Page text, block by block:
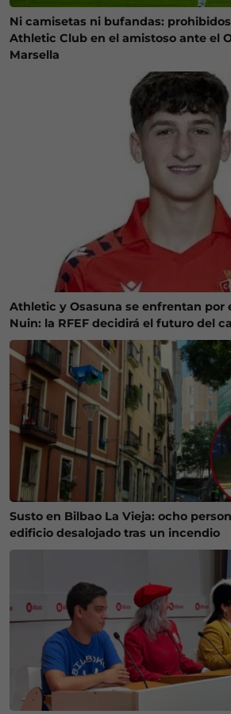
Ni camisetas ni bufandas:
Athletic Club en el amistoso ante el
Marsella
Athletic y Osasuna se enfrentan por
Nuin: la RFEF decidirá el futuro del
Susto en Bilbao La Vieja: ocho
edificio desalojado tras un incendio